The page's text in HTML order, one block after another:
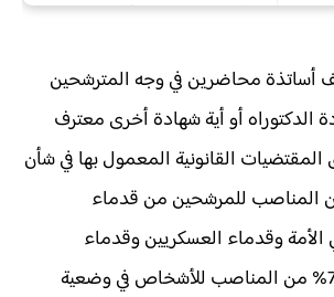
أساتذة محاضرين في وجه المترشحين
الدكتوراه أو أية شهادة أخرى معترف
المقتضيات القانونية المعمول بها في شأن
بـ 25% من المناصب للمرشحين من قدماء
الأمة وقدماء العسكريين وقدماء
المحاربين، وكذلك 7% من المناصب للأشخاص في وضعية